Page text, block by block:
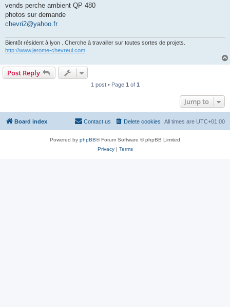
s
vends perche ambient QP 480
photos sur demande
chevri2@yahoo.fr
Bientôt résident à lyon . Cherche à travailler sur toutes sortes de projets.
http://www.jerome-chevreul.com
Post Reply
1 post • Page 1 of 1
Jump to
Board index All times are UTC+01:00
Delete cookies
Contact us
Powered by phpBB® Forum Software © phpBB Limited
Privacy| Terms